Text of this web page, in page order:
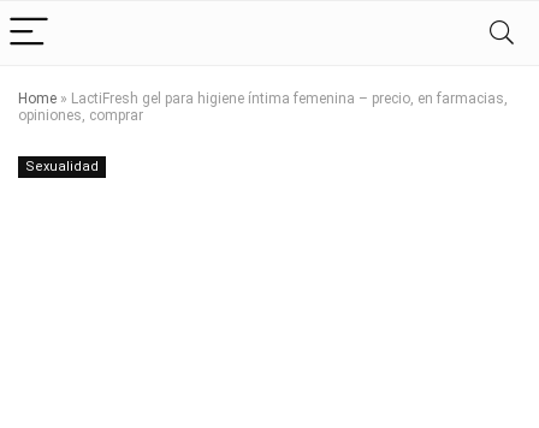
Home » LactiFresh gel para higiene íntima femenina – precio, en farmacias,
opiniones, comprar
Sexualidad